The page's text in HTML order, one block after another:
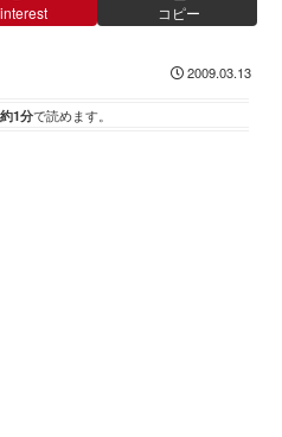
コピー
2009.03.13
約1分で読めます。